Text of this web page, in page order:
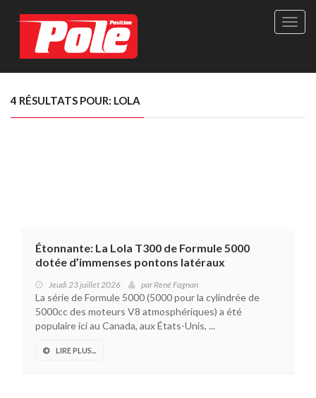
Site
Le
4 RÉSULTATS POUR: LOLA
Étonnante: La Lola T300 de Formule 5000
dotée d’immenses pontons latéraux
Jeudi 23 juillet 2026 parRené Fagnan
La série de Formule 5000 (5000 pour la cylindrée de
5000cc des moteurs V8 atmosphériques) a été
populaire ici au Canada, aux États-Unis, ...
LIRE PLUS...